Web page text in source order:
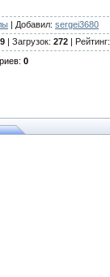
| Добавил: sergei3680
| Загрузок: 272 | Рейтинг:
: 0